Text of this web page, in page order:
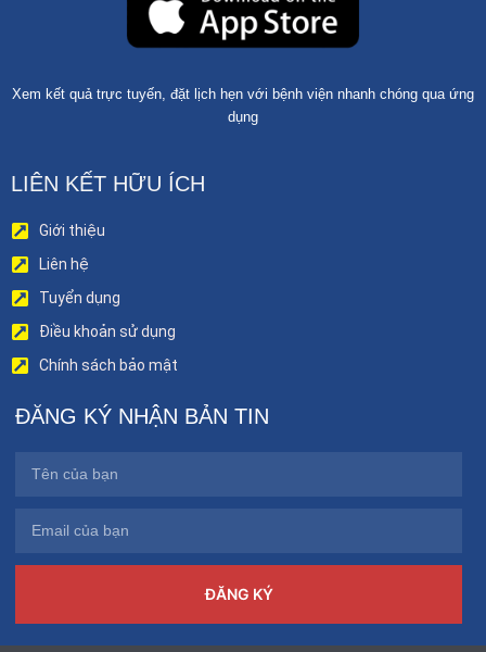
Xem kết quả trực tuyến, đặt lịch hẹn với bệnh viện nhanh chóng qua ứng
dụng
LIÊN KẾT HỮU ÍCH
Giới thiệu
Liên hệ
Tuyển dụng
Điều khoản sử dụng
Chính sách bảo mật
ĐĂNG KÝ NHẬN BẢN TIN
ĐĂNG KÝ